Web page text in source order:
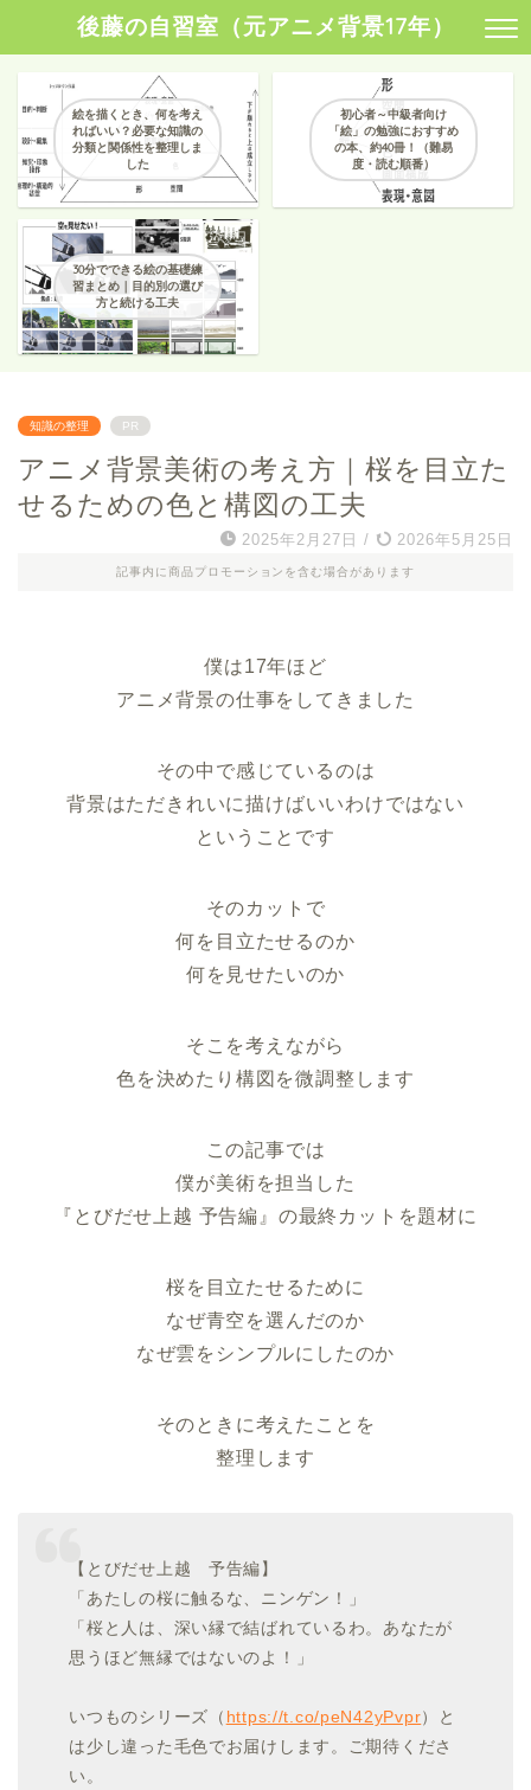
後藤の自習室（元アニメ背景17年）
絵を描くとき、何を考え
ればいい？必要な知識の
分類と関係性を整理しま
した
初心者～中級者向け
「絵」の勉強におすすめ
の本、約40冊！（難易
度・読む順番）
30分でできる絵の基礎練
習まとめ｜目的別の選び
方と続ける工夫
知識の整理 PR
アニメ背景美術の考え方｜桜を目立た
せるための色と構図の工夫
2025年2月27日 / 2026年5月25日
記事内に商品プロモーションを含む場合があります
僕は17年ほど
アニメ背景の仕事をしてきました
その中で感じているのは
背景はただきれいに描けばいいわけではない
ということです
そのカットで
何を目立たせるのか
何を見せたいのか
そこを考えながら
色を決めたり構図を微調整します
この記事では
僕が美術を担当した
『とびだせ上越 予告編』の最終カットを題材に
桜を目立たせるために
なぜ青空を選んだのか
なぜ雲をシンプルにしたのか
そのときに考えたことを
整理します
【とびだせ上越 予告編】
「あたしの桜に触るな、ニンゲン！」
「桜と人は、深い縁で結ばれているわ。あなたが
思うほど無縁ではないのよ！」
いつものシリーズ（ https://t.co/peN42yPvpr）と
は少し違った毛色でお届けします。ご期待くださ
い。